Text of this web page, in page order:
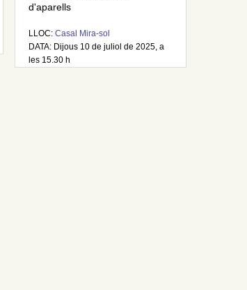
d'aparells
LLOC: Casal Mira-sol
DATA: Dijous 10 de juliol de 2025, a
les 15.30 h